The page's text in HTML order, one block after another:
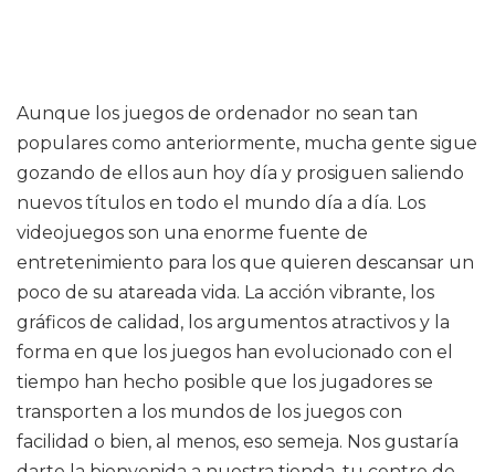
Aunque los juegos de ordenador no sean tan
populares como anteriormente, mucha gente sigue
gozando de ellos aun hoy día y prosiguen saliendo
nuevos títulos en todo el mundo día a día. Los
videojuegos son una enorme fuente de
entretenimiento para los que quieren descansar un
poco de su atareada vida. La acción vibrante, los
gráficos de calidad, los argumentos atractivos y la
forma en que los juegos han evolucionado con el
tiempo han hecho posible que los jugadores se
transporten a los mundos de los juegos con
facilidad o bien, al menos, eso semeja. Nos gustaría